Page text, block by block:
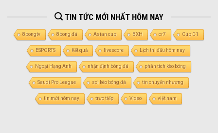
TIN TỨC MỚI NHẤT HÔM NAY
8bongtv 8bong đá Asian cup BXH cr7 Cúp C1
ESPORTS Kết quả livescore Lịch thi đấu hôm nay
Ngoại Hạng Anh nhận định bóng đá phân tích kèo bóng
Saudi Pro League soi kèo bóng đá tin chuyển nhượng
tin mới hôm nay trực tiếp Video việt nam